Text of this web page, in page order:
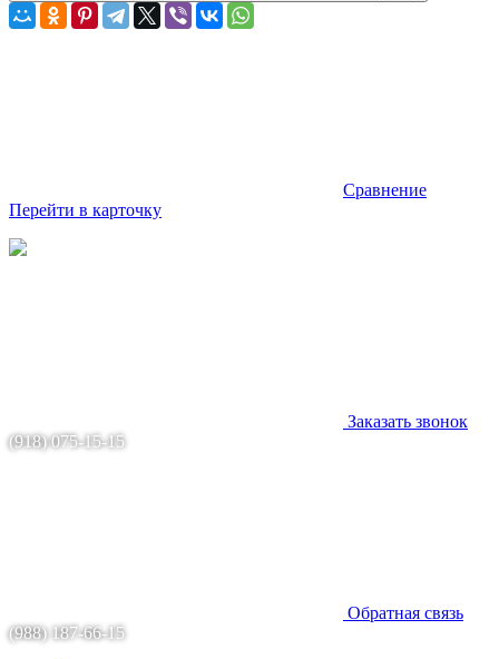
Сравнение
Перейти в карточку
Заказать звонок
(918) 075-15-15
Обратная связь
(988) 187-66-15